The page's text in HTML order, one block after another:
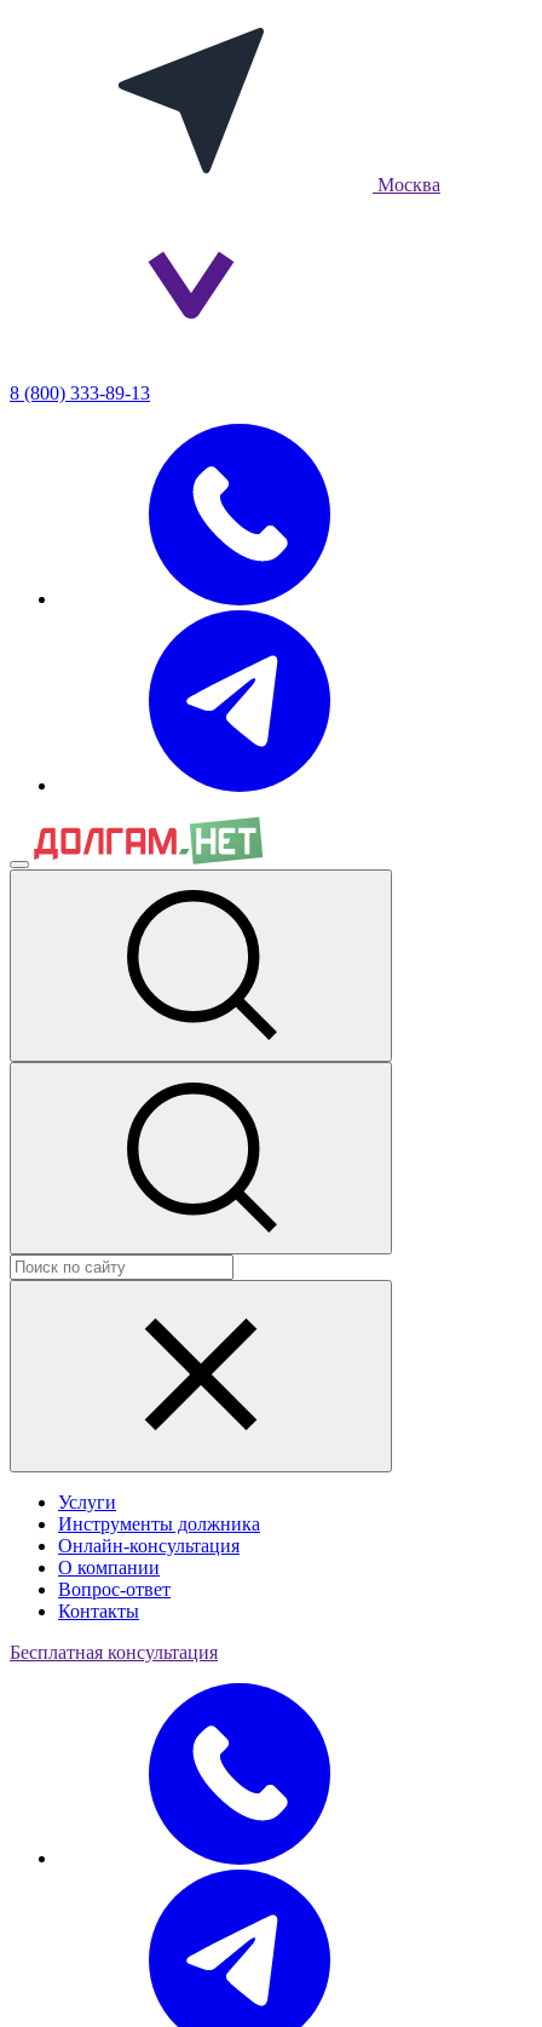
Москва
8 (800) 333-89-13
Услуги
Инструменты должника
Онлайн-консультация
О компании
Вопрос-ответ
Контакты
Бесплатная консультация